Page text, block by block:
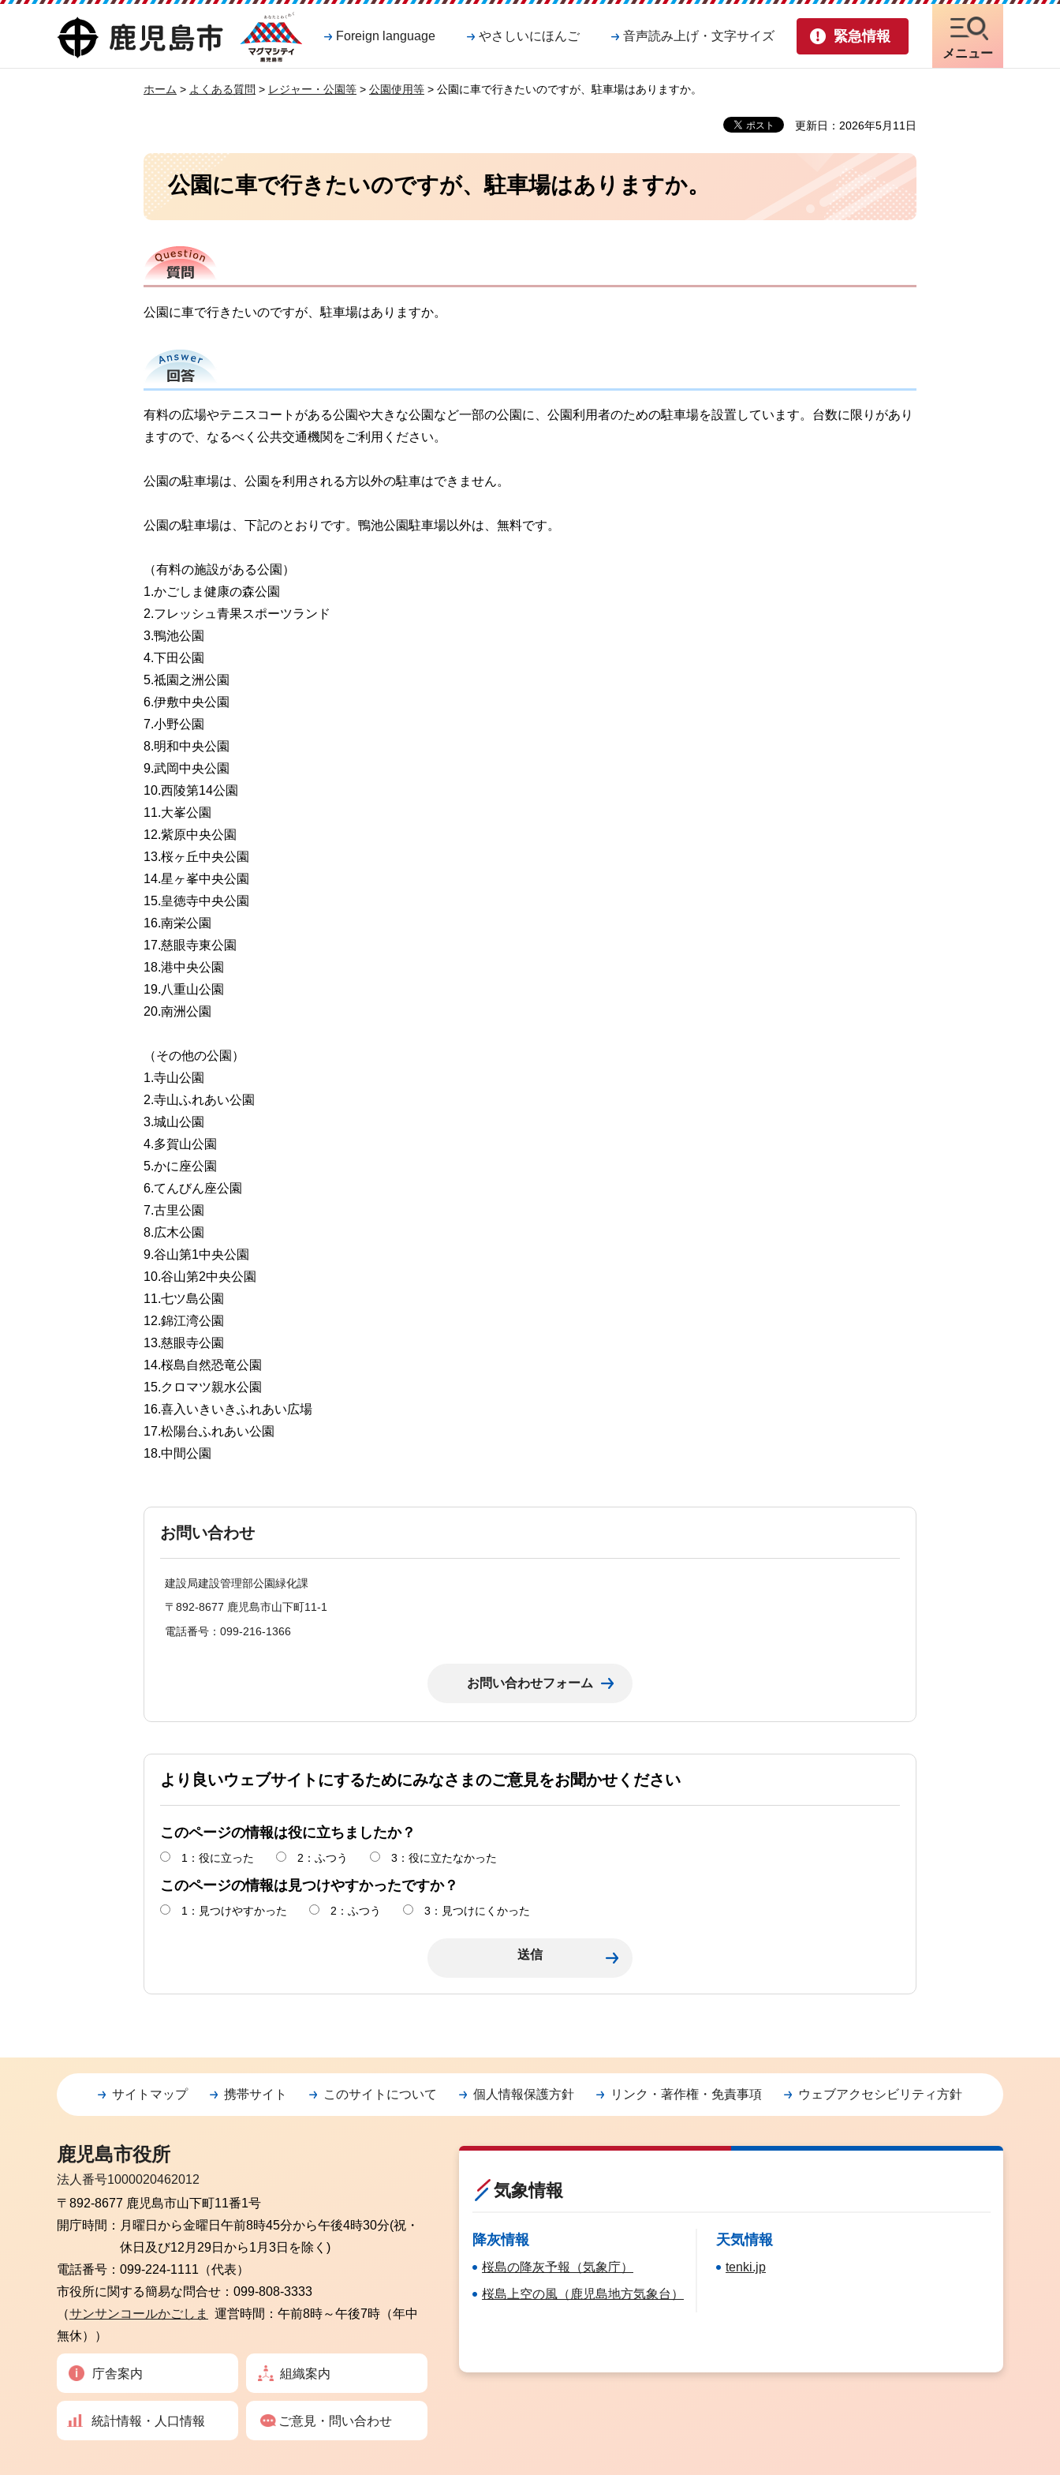
鹿児島市
マグマシティ
鹿児島市
Foreign language やさしいにほんご 音声読み上げ・文字サイズ 緊急情報
メニュー
ホーム > よくある質問 > レジャー・公園等 > 公園使用等 > 公園に車で行きたいのですが、駐車場はありますか。
更新日：2026年5月11日
公園に車で行きたいのですが、駐車場はありますか。
質問
公園に車で行きたいのですが、駐車場はありますか。
回答
有料の広場やテニスコートがある公園や大きな公園など一部の公園に、公園利用者のための駐車場を設置しています。台数に限りがあり
ますので、なるべく公共交通機関をご利用ください。
公園の駐車場は、公園を利用される方以外の駐車はできません。
公園の駐車場は、下記のとおりです。鴨池公園駐車場以外は、無料です。
（有料の施設がある公園）
1.かごしま健康の森公園
2.フレッシュ青果スポーツランド
3.鴨池公園
4.下田公園
5.祗園之洲公園
6.伊敷中央公園
7.小野公園
8.明和中央公園
9.武岡中央公園
10.西陵第14公園
11.大峯公園
12.紫原中央公園
13.桜ヶ丘中央公園
14.星ヶ峯中央公園
15.皇徳寺中央公園
16.南栄公園
17.慈眼寺東公園
18.港中央公園
19.八重山公園
20.南洲公園
（その他の公園）
1.寺山公園
2.寺山ふれあい公園
3.城山公園
4.多賀山公園
5.かに座公園
6.てんびん座公園
7.古里公園
8.広木公園
9.谷山第1中央公園
10.谷山第2中央公園
11.七ツ島公園
12.錦江湾公園
13.慈眼寺公園
14.桜島自然恐竜公園
15.クロマツ親水公園
16.喜入いきいきふれあい広場
17.松陽台ふれあい公園
18.中間公園
お問い合わせ
建設局建設管理部公園緑化課
〒892-8677 鹿児島市山下町11-1
電話番号：099-216-1366
より良いウェブサイトにするためにみなさまのご意見をお聞かせください
このページの情報は役に立ちましたか？
1：役に立った 2：ふつう 3：役に立たなかった
このページの情報は見つけやすかったですか？
1：見つけやすかった 2：ふつう 3：見つけにくかった
サイトマップ 携帯サイト このサイトについて 個人情報保護方針 リンク・著作権・免責事項 ウェブアクセシビリティ方針
鹿児島市役所
法人番号1000020462012
〒892-8677 鹿児島市山下町11番1号
開庁時間： 月曜日から金曜日 午前8時45分から午後4時30分(祝・
休日及び12月29日から1月3日を除く)
電話番号： 099-224-1111（代表）
市役所に関する簡易な問合せ： 099-808-3333
（サンサンコールかごしま
運営時間：午前8時～午後7時（年中
無休））
庁舎案内 組織案内
統計情報・人口情報 ご意見・問い合わせ
気象情報
降灰情報
桜島の降灰予報（気象庁）
桜島上空の風（鹿児島地方気象台）
天気情報
tenki.jp